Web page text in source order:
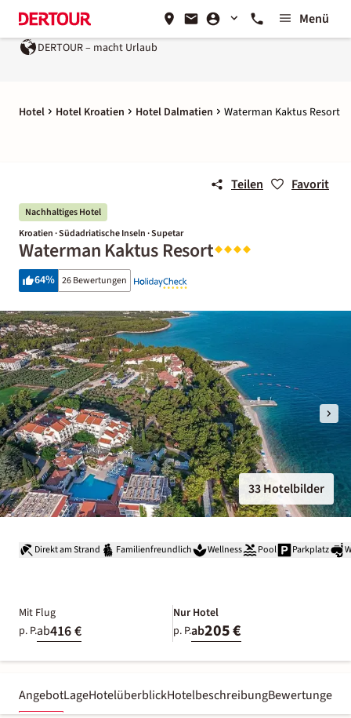
Menü
Urlaub Ein Unternehmen der
Hotel Hotel Kroatien Hotel Dalmatien Waterman Kaktus Resort
Teilen Favorit
Nachhaltiges Hotel
Kroatien · Südadriatische Inseln · Supetar
Waterman Kaktus Resort
64% 26 Bewertungen
33 Hotelbilder
Direkt am Strand Familienfreundlich Wellness Pool Parkplatz
Mit Flug
p. P.ab416 €
Nur Hotel
p. P.ab205 €
AngebotLageHotelüberblickHotelbeschreibungBewertungen